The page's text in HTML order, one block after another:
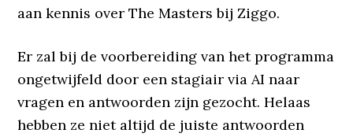
aan kennis over The Masters bij Ziggo.
Er zal bij de voorbereiding van het programma
ongetwijfeld door een stagiair via AI naar
vragen en antwoorden zijn gezocht. Helaas
hebben ze niet altijd de juiste antwoorden